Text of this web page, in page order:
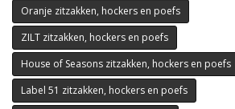
Oranje zitzakken, hockers en poefs
ZILT zitzakken, hockers en poefs
House of Seasons zitzakken, hockers en poefs
Label 51 zitzakken, hockers en poefs